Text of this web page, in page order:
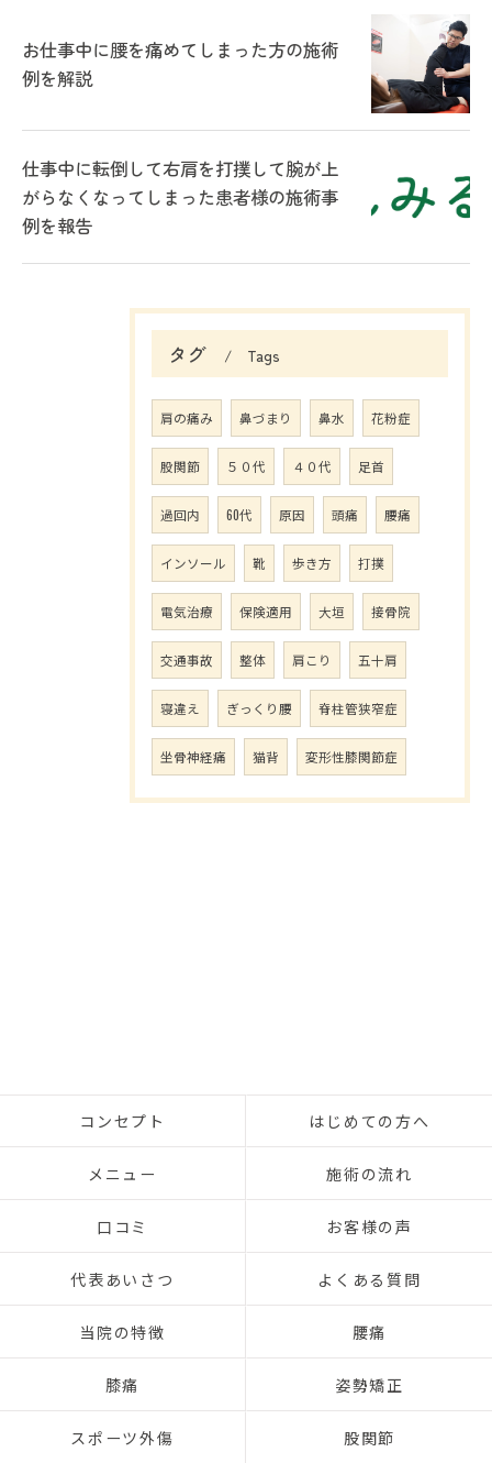
お仕事中に腰を痛めてしまった方の施術
例を解説
仕事中に転倒して右肩を打撲して腕が上
がらなくなってしまった患者様の施術事
例を報告
タグ Tags
肩の痛み 鼻づまり 鼻水 花粉症
股関節 ５０代 ４０代 足首
過回内 60代 原因 頭痛 腰痛
インソール 靴 歩き方 打撲
電気治療 保険適用 大垣 接骨院
交通事故 整体 肩こり 五十肩
寝違え ぎっくり腰 脊柱管狭窄症
坐骨神経痛 猫背 変形性膝関節症
コンセプト はじめての方へ
メニュー 施術の流れ
口コミ お客様の声
代表あいさつ よくある質問
当院の特徴 腰痛
膝痛 姿勢矯正
スポーツ外傷 股関節
ご予約はこちら